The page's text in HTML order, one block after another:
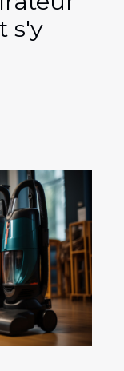
s'y